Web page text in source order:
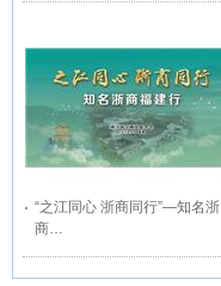
“之江同心 浙商同行”—知名浙
商…